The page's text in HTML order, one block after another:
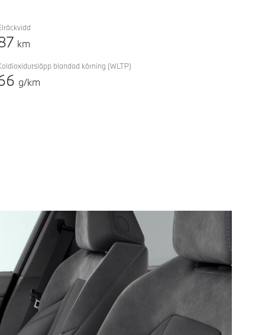
km
blandad körning (WLTP)
g/km